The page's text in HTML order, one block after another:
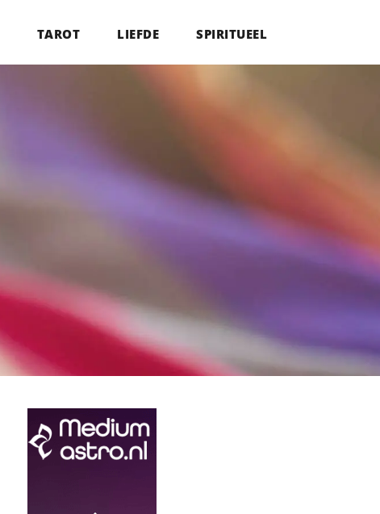
TAROT LIEFDE SPIRITUEEL